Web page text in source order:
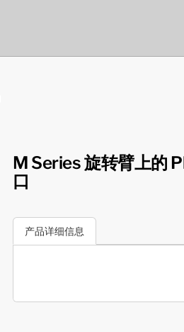
M Series 旋转臂上的
口
产品详细信息